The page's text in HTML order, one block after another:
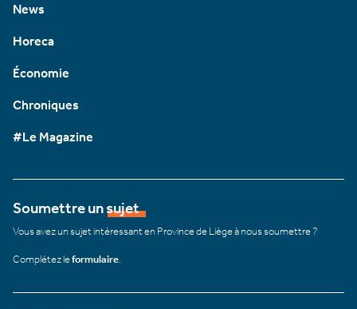
News
Horeca
Économie
Chroniques
#Le Magazine
Soumettre un sujet
Vous avez un sujet intéressant en Province de Liège à nous soumettre ?
Complétez leformulaire